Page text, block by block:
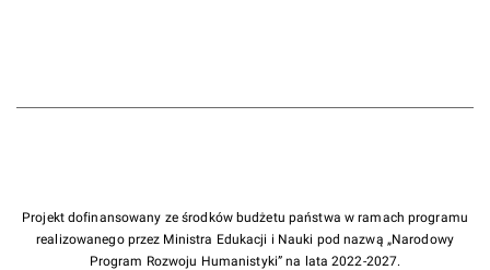
Projekt dofinansowany ze środków budżetu państwa w ramach programu
realizowanego przez Ministra Edukacji i Nauki pod nazwą „Narodowy
Program Rozwoju Humanistyki” na lata 2022-2027.